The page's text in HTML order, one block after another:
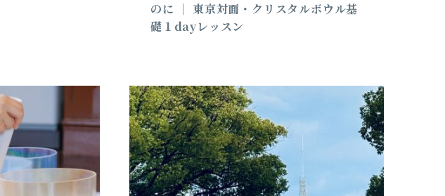
のに │ 東京対面・クリスタルボウル基
礎１dayレッスン